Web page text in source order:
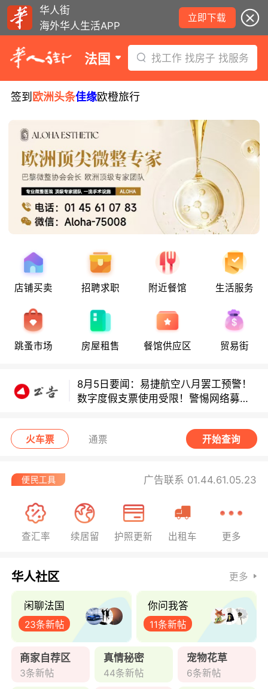
华人街
海外华人生活APP
立即下载
法国 找工作 找房子 找服务
签到 欧洲头条佳缘欧橙旅行
店铺买卖 招聘求职 附近餐馆 生活服务
跳蚤市场 房屋租售 餐馆供应区 贸易街
8月5日要闻：易捷航空八月罢工预警！
8月5日要闻：易捷航空八月罢工预警！
数字度假支票使用受限！警惕网络募捐
8月5日要闻：易捷航空八月罢工预警！
数字度假支票使用受限！警惕网络募捐
火车票 通票 开始查询
广告联系 01.44.61.05.23
查汇率 续居留 护照更新 出租车 更多
华人社区 更多
闲聊法国
23条新帖
你问我答
11条新帖
商家自荐区
3条新帖
真情秘密
44条新帖
宠物花草
6条新帖